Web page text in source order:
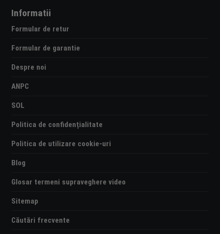
Informatii
Formular de retur
Formular de garantie
Despre noi
ANPC
SOL
Politica de confidențialitate
Politica de utilizare cookie-uri
Blog
Glosar termeni supraveghere video
Sitemap
Căutări frecvente